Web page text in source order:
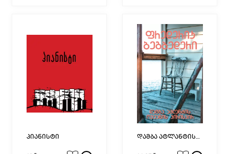
პიანისტი
დამბა ატლანტის